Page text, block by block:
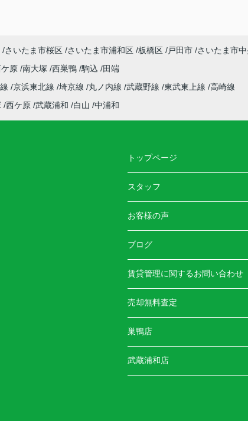
さいたま市桜区 さいたま市浦和区 板橋区 戸田市 さいたま市
原 南大塚 西巣鴨 駒込
田端
京浜東北線 埼京線 丸ノ内線 武蔵野線 東武東上線 高崎線
西ケ原 武蔵浦和 白山 中浦和
トップページ
スタッフ
お客様の声
ブログ
賃貸管理に関するお問い合わせ
売却無料査定
巣鴨店
武蔵浦和店